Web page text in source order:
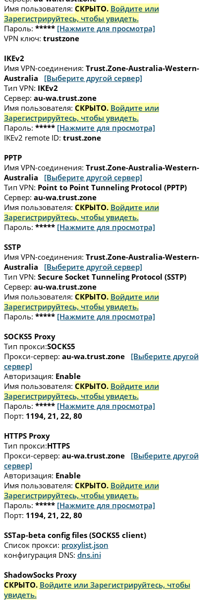
Имя пользователя: СКРЫТО. Войдите или
Зарегистрируйтесь, чтобы увидеть.
Пароль: ***** [Нажмите для просмотра]
VPN ключ: trustzone
IKEv2
Имя VPN-соединения: Trust.Zone-Australia-Western-
Australia
[Выберите другой сервер]
Тип VPN: IKEv2
Сервер: au-wa.trust.zone
Имя пользователя: СКРЫТО. Войдите или
Зарегистрируйтесь, чтобы увидеть.
Пароль: ***** [Нажмите для просмотра]
IKEv2 remote ID: trust.zone
PPTP
Имя VPN-соединения: Trust.Zone-Australia-Western-
Australia
[Выберите другой сервер]
Тип VPN: Point to Point Tunneling Protocol (PPTP)
Сервер: au-wa.trust.zone
Имя пользователя: СКРЫТО. Войдите или
Зарегистрируйтесь, чтобы увидеть.
Пароль: ***** [Нажмите для просмотра]
SSTP
Имя VPN-соединения: Trust.Zone-Australia-Western-
Australia
[Выберите другой сервер]
Тип VPN: Secure Socket Tunneling Protocol (SSTP)
Сервер: au-wa.trust.zone
Имя пользователя: СКРЫТО. Войдите или
Зарегистрируйтесь, чтобы увидеть.
Пароль: ***** [Нажмите для просмотра]
SOCKS5 Proxy
Тип прокси:SOCKS5
Прокси-сервер: au-wa.trust.zone
[Выберите другой
сервер]
Авторизация: Enable
Имя пользователя: СКРЫТО. Войдите или
Зарегистрируйтесь, чтобы увидеть.
Пароль: ***** [Нажмите для просмотра]
Порт: 1194, 21, 22, 80
HTTPS Proxy
Тип прокси:HTTPS
Прокси-сервер: au-wa.trust.zone
[Выберите другой
сервер]
Авторизация: Enable
Имя пользователя: СКРЫТО. Войдите или
Зарегистрируйтесь, чтобы увидеть.
Пароль: ***** [Нажмите для просмотра]
Порт: 1194, 21, 22, 80
SSTap-beta config files (SOCKS5 client)
Список прокси: proxylist.json
конфигурация DNS: dns.ini
ShadowSocks Proxy
СКРЫТО. Войдите или Зарегистрируйтесь, чтобы
увидеть.